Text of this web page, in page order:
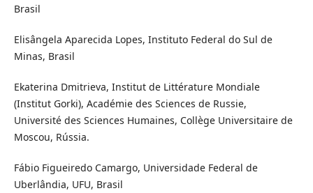
Brasil
Elisângela Aparecida Lopes, Instituto Federal do Sul de
Minas, Brasil
Ekaterina Dmitrieva, Institut de Littérature Mondiale
(Institut Gorki), Académie des Sciences de Russie,
Université des Sciences Humaines, Collège Universitaire de
Moscou, Rússia.
Fábio Figueiredo Camargo, Universidade Federal de
Uberlândia, UFU, Brasil